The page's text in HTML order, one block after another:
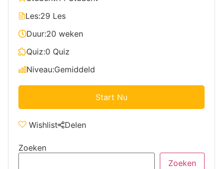
Les:29 Les
Duur:20 weken
Quiz:0 Quiz
Niveau:Gemiddeld
Start Nu
Wishlist Delen
Zoeken
Zoeken